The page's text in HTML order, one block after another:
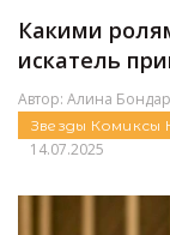
Какими
искатель
Автор: Алина
Звезды Комиксы
14.07.2025